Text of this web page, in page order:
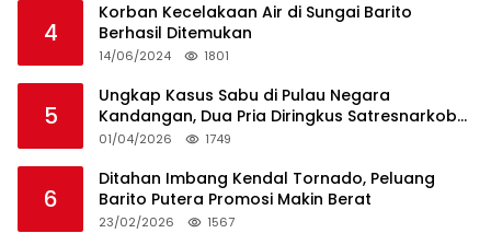
4
Korban Kecelakaan Air di Sungai Barito
Berhasil Ditemukan
14/06/2024 1801
5
Ungkap Kasus Sabu di Pulau Negara
Kandangan, Dua Pria Diringkus Satresnarkoba
HSS
01/04/2026 1749
6
Ditahan Imbang Kendal Tornado, Peluang
Barito Putera Promosi Makin Berat
23/02/2026 1567